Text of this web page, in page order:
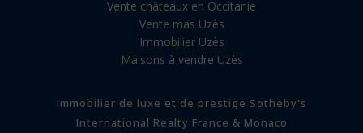
Vente châteaux en Occitanie
Vente mas Uzès
Immobilier Uzès
Maisons à vendre Uzès
Immobilier de luxe et de prestige Sotheby's
International Realty France & Monaco